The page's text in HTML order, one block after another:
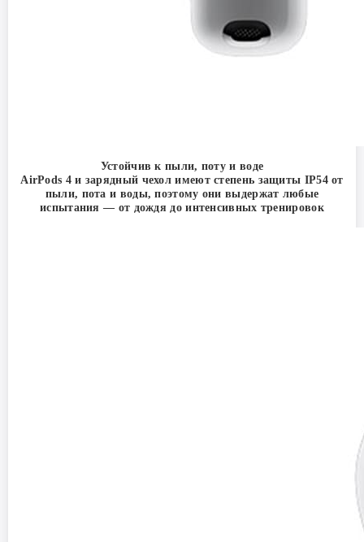
Устойчив к пыли, поту и воде
AirPods 4 и зарядный чехол имеют степень защиты IP54 от
пыли, пота и воды, поэтому они выдержат любые
испытания — от дождя до интенсивных тренировок